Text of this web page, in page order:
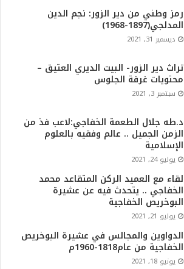
رمز وطني من دير الزور: نجم الدين
المدلجي(1897-1968)
ديسمبر 31, 2021
تراث دير الزور- البيت الديري العتيق –
محتويات غرفة الجلوس
سبتمبر 3, 2021
د.طه جلال الطعمة الخفاجي:لاعب فذ من
الزمن الجميل .. عالم وفقيه بالعلوم
الإسلامية
يوليو 24, 2021
لقاء مع العميد الركن المتقاعد محمد
الخفاجي .. يتحدث فيه عن عشيرة
البوخريص الخفاجية
يوليو 21, 2021
الدواوين والمجالس في عشيرة البوخريص
الخفاجية من عام1818-1960م
يونيو 18, 2021